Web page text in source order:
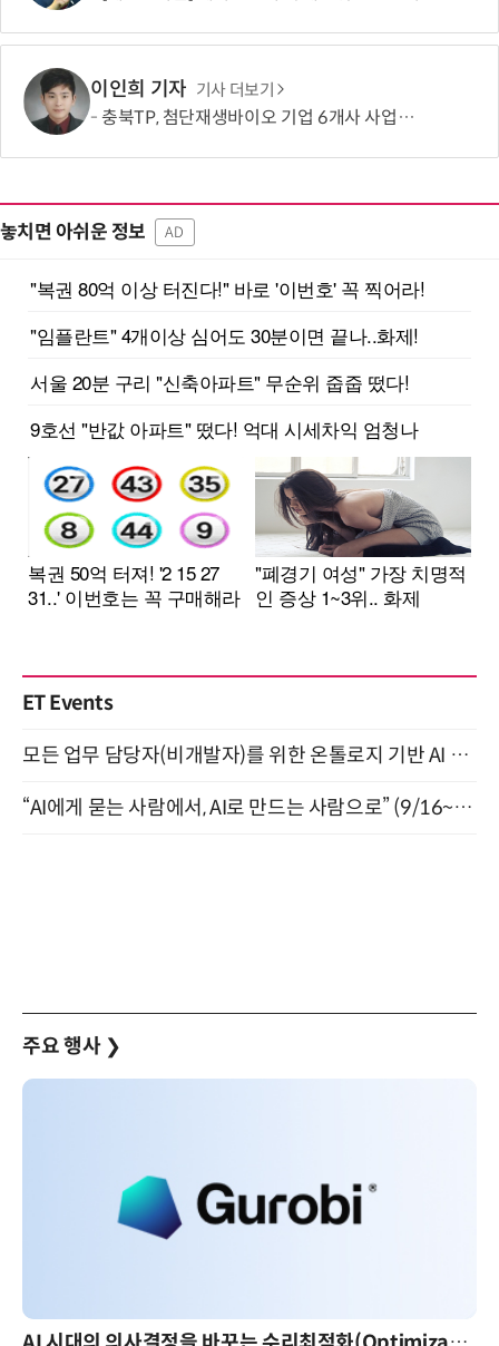
이인희 기자 기사 더보기
충북TP, 첨단재생바이오 기업 6개사 사업화 본격 지원
놓치면 아쉬운 정보 AD
ET Events
모든 업무 담당자(비개발자)를 위한 온톨로지 기반 AI 지식체계 설계 1-day 워크숍 8월 20일 개최
“AI에게 묻는 사람에서, AI로 만드는 사람으로” (9/16~17)
주요 행사 ❯